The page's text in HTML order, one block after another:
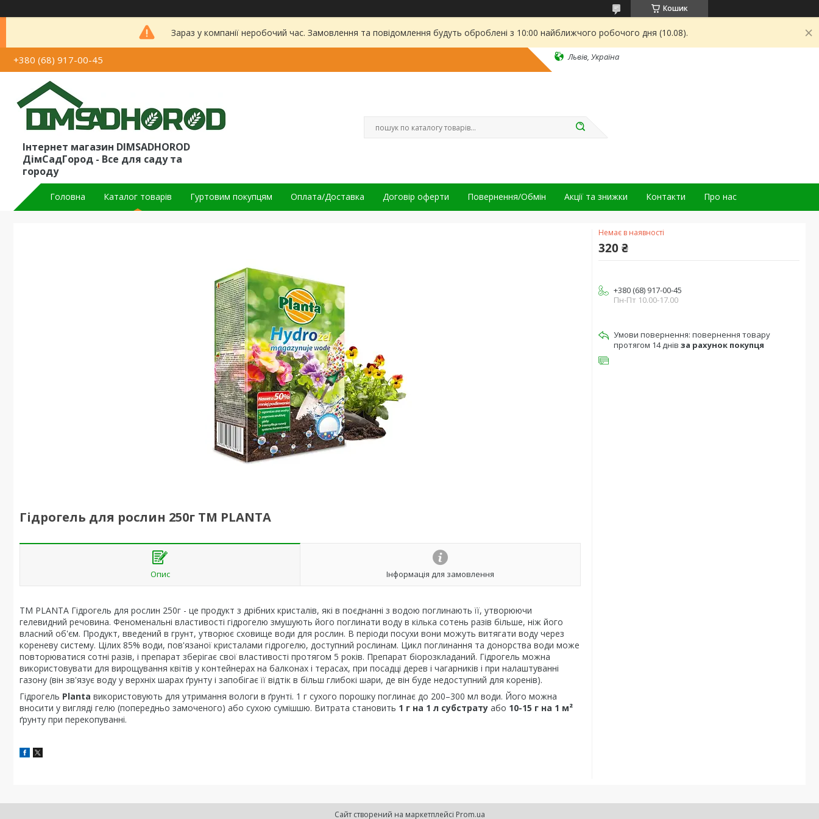
Кошик
Зараз у компанії неробочий час. Замовлення та повідомлення будуть оброблені з 10:00 найближчого робочого дня (10.08).
+380 (68) 917-00-45 Львів, Україна
Інтернет магазин DIMSADHOROD
ДімСадГород - Все для саду та
городу
Головна Каталог товарів Гуртовим покупцям Оплата/Доставка Договір оферти Повернення/Обмін Акції та знижки Контакти Про нас
Гідрогель для рослин 250г ТМ PLANTA
Опис Інформація для замовлення
ТМ PLANTA Гідрогель для рослин 250г - це продукт з дрібних кристалів, які в поєднанні з водою поглинають її, утворюючи
гелевидний речовина. Феноменальні властивості гідрогелю змушують його поглинати воду в кілька сотень разів більше, ніж його
власний об'єм. Продукт, введений в грунт, утворює сховище води для рослин. В періоди посухи вони можуть витягати воду через
кореневу систему. Цілих 85% води, пов'язаної кристалами гідрогелю, доступний рослинам. Цикл поглинання та донорства води може
повторюватися сотні разів, і препарат зберігає свої властивості протягом 5 років. Препарат біорозкладаний. Гідрогель можна
використовувати для вирощування квітів у контейнерах на балконах і терасах, при посадці дерев і чагарників і при налаштуванні
газону (він зв'язує воду у верхніх шарах ґрунту і запобігає її відтік в більш глибокі шари, де він буде недоступний для коренів).
Гідрогель Planta використовують для утримання вологи в ґрунті. 1 г сухого порошку поглинає до 200–300 мл води. Його можна
вносити у вигляді гелю (попередньо замоченого) або сухою сумішшю. Витрата становить 1 г на 1 л субстрату або 10-15 г на 1 м²
ґрунту при перекопуванні.
Немає в наявності
320 ₴
+380 (68) 917-00-45
Пн-Пт 10.00-17.00
повернення товару
протягом 14 днів за рахунок покупця
Сайт створений на маркетплейсі Prom.ua